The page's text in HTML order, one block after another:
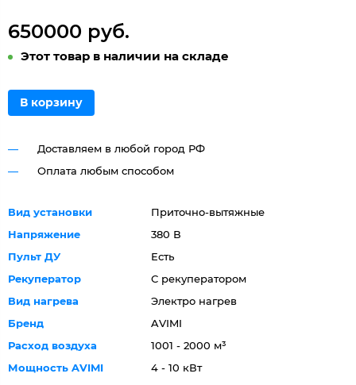
650000 руб.
Этот товар в наличии на складе
В корзину
Доставляем в любой город РФ
Оплата любым способом
Вид установки
Приточно-вытяжные
Напряжение
380 В
Пульт ДУ
Есть
Рекуператор
С рекуператором
Вид нагрева
Электро нагрев
Бренд
AVIMI
Расход воздуха
1001 - 2000 м³
Мощность AVIMI
4 - 10 кВт